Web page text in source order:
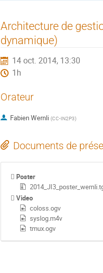
Architecture de
dynamique)
14 oct. 2014, 13:30
1h
Orateur
Fabien Wernli (CC-IN2P3)
Documents de
Poster
Video
coloss.ogv
syslog.m4v
tmux.ogv